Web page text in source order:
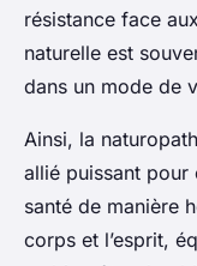
résistance face
naturelle est
dans un mode de
Ainsi, la
allié puissant
santé de manière
corps et l’esprit,